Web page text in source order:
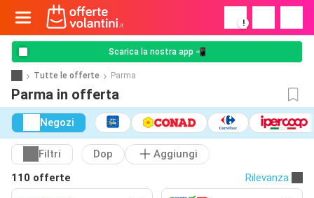
!
Scarica la nostra app 📲
Tutte le offerte Parma
Parma in offerta
Negozi
Filtri Dop
Aggiungi
110 offerte
Rilevanza